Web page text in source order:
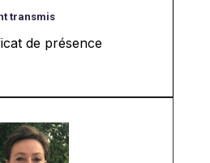
transmis
de présence